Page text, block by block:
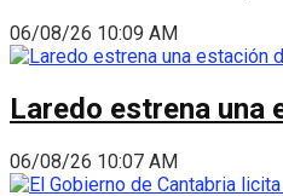
06/08/26 10:09 AM
Laredo estrena una
06/08/26 10:07 AM